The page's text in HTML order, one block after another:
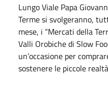
Lungo Viale Papa
Terme si svolgeranno,
mese, i “Mercati della
Valli Orobiche di Slow
un’occasione per
sostenere le piccole